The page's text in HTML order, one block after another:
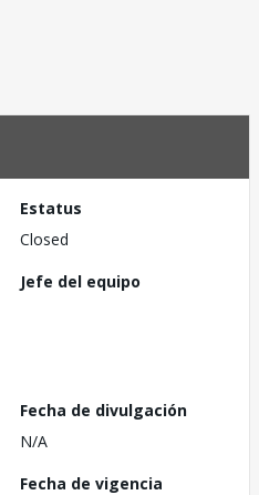
Estatus
Closed
Jefe del equipo
Fecha de divulgación
N/A
Fecha de vigencia